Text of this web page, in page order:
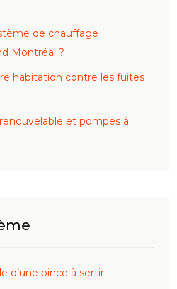
de chauffage
Montréal ?
habitation contre les fuites
et pompes à
d’une pince à sertir